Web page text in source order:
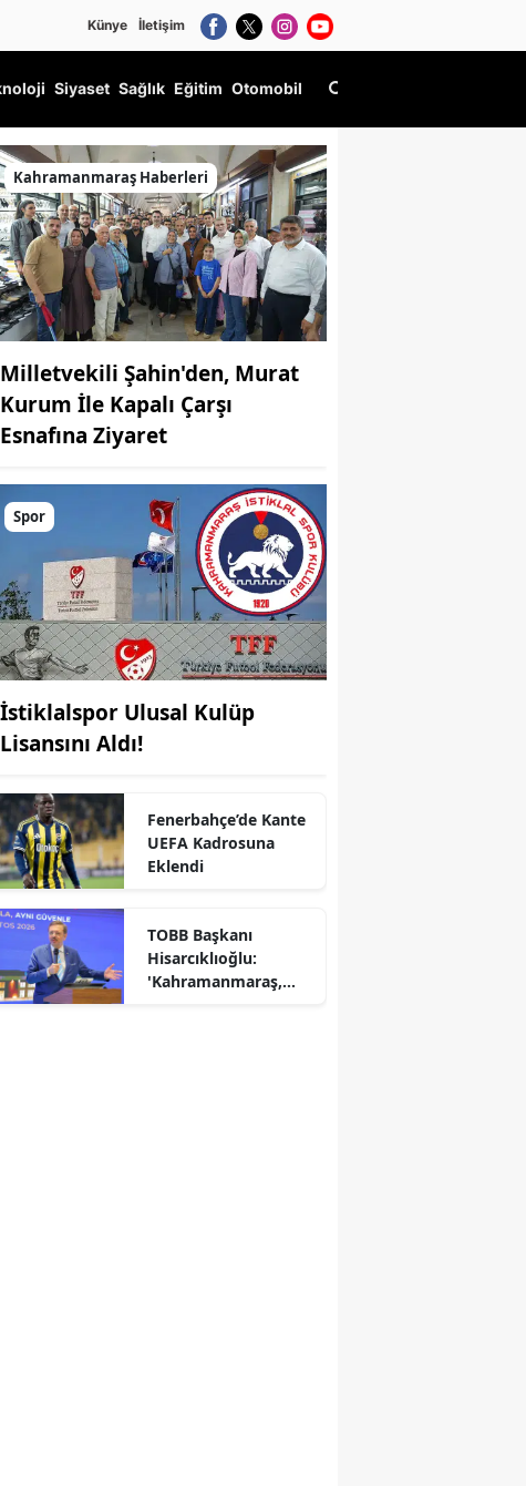
Künye İletişim
Siyaset Sağlık Eğitim Otomobil
Kahramanmaraş Haberleri
Milletvekili Şahin'den, Murat
Kurum İle Kapalı Çarşı
Esnafına Ziyaret
Spor
İstiklalspor Ulusal Kulüp
Lisansını Aldı!
Fenerbahçe’de Kante
UEFA Kadrosuna
Eklendi
TOBB Başkanı
Hisarcıklıoğlu:
'Kahramanmaraş,